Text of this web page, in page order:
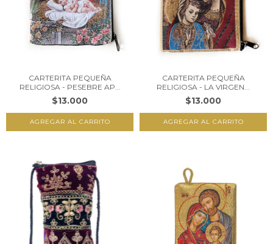
CARTERITA PEQUEÑA
RELIGIOSA - PESEBRE AP...
$13.000
CARTERITA PEQUEÑA
RELIGIOSA - LA VIRGEN...
$13.000